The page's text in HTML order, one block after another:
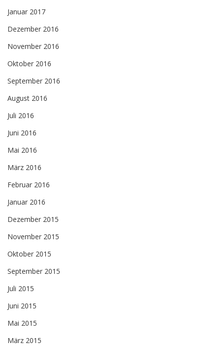
Januar 2017
Dezember 2016
November 2016
Oktober 2016
September 2016
August 2016
Juli 2016
Juni 2016
Mai 2016
März 2016
Februar 2016
Januar 2016
Dezember 2015
November 2015
Oktober 2015
September 2015
Juli 2015
Juni 2015
Mai 2015
März 2015